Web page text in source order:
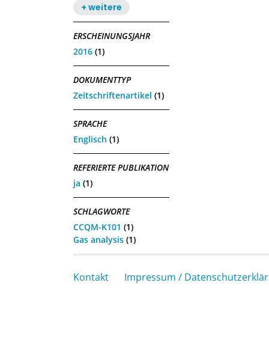
+ weitere
ERSCHEINUNGSJAHR
2016 (1)
DOKUMENTTYP
Zeitschriftenartikel (1)
SPRACHE
Englisch (1)
REFERIERTE PUBLIKATION
ja (1)
SCHLAGWORTE
CCQM-K101 (1)
Gas analysis (1)
Kontakt Impressum /